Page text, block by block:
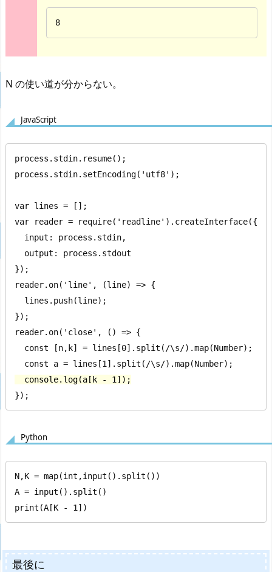
8
N の使い道が分からない。
JavaScript
process.stdin.resume();
process.stdin.setEncoding('utf8');
var lines = [];
var reader = require('readline').createInterface({
});
reader.on('line', (line) => {
});
reader.on('close', () => {
  console.log(a[k - 1]);
});
Python
N,K = map(int,input().split())
A = input().split()
print(A[K - 1])
最後に